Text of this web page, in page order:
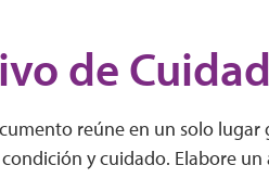
de
reúne en un solo
y cuidado. Elabore